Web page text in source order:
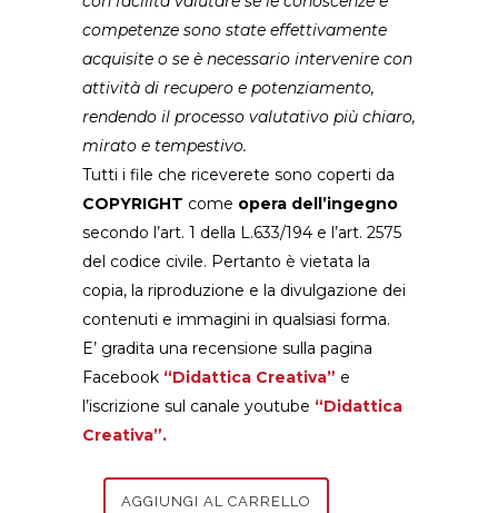
competenze sono state effettivamente
acquisite o se è necessario intervenire con
attività di recupero e potenziamento,
rendendo il processo valutativo più chiaro,
mirato e tempestivo.
Tutti i file che riceverete sono coperti da
COPYRIGHT come opera dell’ingegno
secondo l’art. 1 della L.633/194 e l’art. 2575
del codice civile. Pertanto è vietata la
copia, la riproduzione e la divulgazione dei
contenuti e immagini in qualsiasi forma.
E’ gradita una recensione sulla pagina
Facebook “Didattica Creativa” e
l’iscrizione sul canale youtube “Didattica
Creativa”.
LIBROAGGIUNGI AL CARRELLO